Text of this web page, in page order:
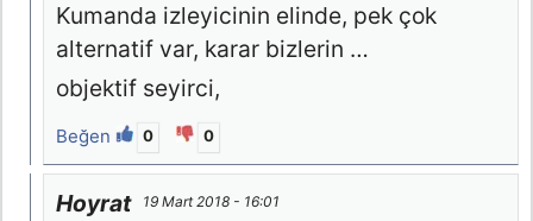
Kumanda izleyicinin elinde, pek çok
alternatif var, karar bizlerin …
objektif seyirci,
Beğen 0 0
Hoyrat 19 Mart 2018 - 16:01